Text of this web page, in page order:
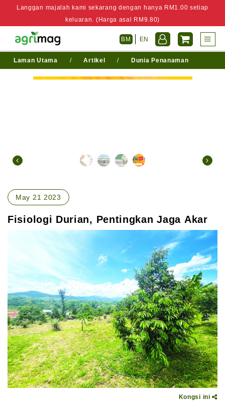
Langgan majalah kami sekarang dengan hanya RM1.00 setiap
keluaran. (Harga asal RM9.80)
BM EN
Laman Utama / Artikel / Dunia Penanaman
May 21 2023
Fisiologi Durian, Pentingkan Jaga Akar
Kongsi ini